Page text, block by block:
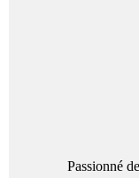
Passionné